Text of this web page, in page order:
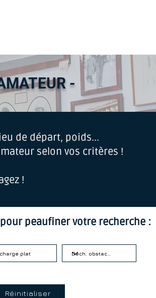
-
de départ, poids...
selon vos critères !
!
peaufiner votre recherche :
Réinitialiser